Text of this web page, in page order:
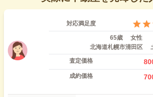
対応満足度
65歳
女性
北海道札幌市清田区
査定価格
成約価格